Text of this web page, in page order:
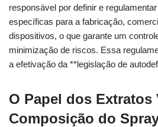
responsável por definir e
específicas para a fabricação,
dispositivos, o que garante um
minimização de riscos. Essa
a efetivação da **legislação de
O Papel dos Extratos
Composição do